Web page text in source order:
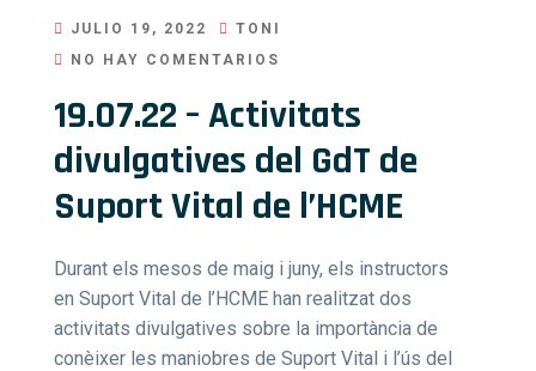
JULIO 19, 2022
TONI
NO HAY COMENTARIOS
19.07.22 – Activitats
divulgatives del GdT de
Suport Vital de l’HCME
Durant els mesos de maig i juny, els instructors
en Suport Vital de l’HCME han realitzat dos
activitats divulgatives sobre la importància de
conèixer les maniobres de Suport Vital i l’ús del